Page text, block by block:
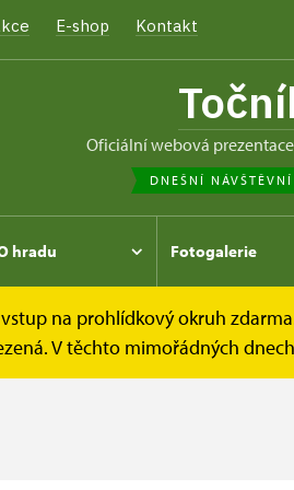
E-shop Kontakt
oficiální webová
DNEŠNÍ
hradu Fotogalerie
na prohlídkový okruh
V těchto mimořádných